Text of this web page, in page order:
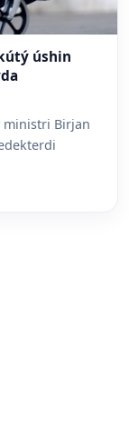
úshin
ministri Birjan